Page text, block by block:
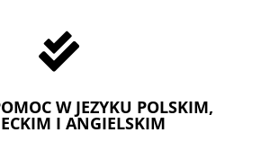

W JEZYKU POLSKIM,
I ANGIELSKIM